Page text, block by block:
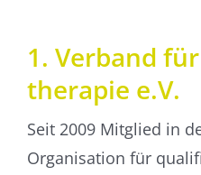
1. Verband
therapie e.V.
Seit 2009 Mitglied in
Organisation für